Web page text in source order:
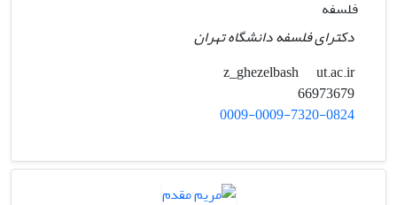
فلسفه
دکترای فلسفه دانشگاه تهران
z_ghezelbash
ut.ac.ir
0009-0009-7320-0824